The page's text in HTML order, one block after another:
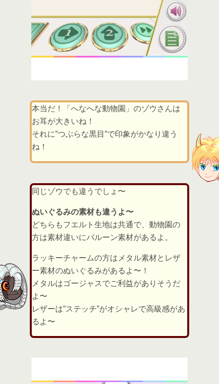
本当だ！「へなへな動物園」のゾウさんは
お耳が大きいね！
それに”つぶらな黒目”で印象がかなり違う
ね！
同じゾウでも違うでしょ〜
ぬいぐるみの素材も違うよ〜
どちらもフエルト生地は共通で、動物園の
方は素材違いにバルーン素材があるよ。
ラッキーチャームの方はメタル素材とレザ
ー素材のぬいぐるみがあるよ〜！
メタルはゴージャスでご利益がありそうだ
よ〜
レザーは”ステッチ”がオシャレで高級感があ
るよ〜